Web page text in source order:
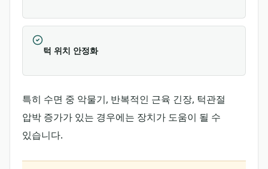
턱 위치 안정화
특히 수면 중 악물기, 반복적인 근육 긴장, 턱관절
압박 증가가 있는 경우에는 장치가 도움이 될 수
있습니다.